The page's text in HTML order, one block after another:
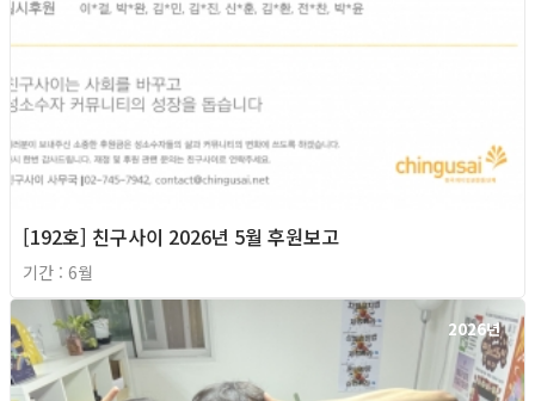
[192호] 친구사이 2026년 5월 후원보고
기간 : 6월
2026년